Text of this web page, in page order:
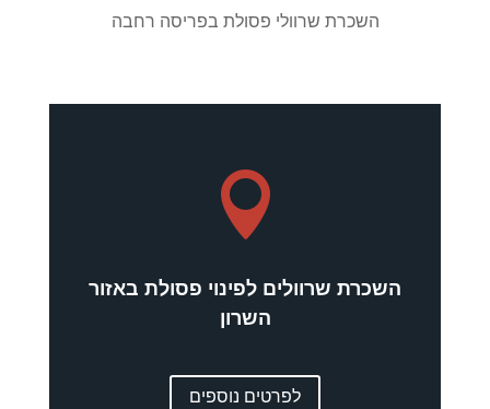
השכרת שרוולי פסולת בפריסה רחבה

השכרת שרוולים לפינוי פסולת באזור
השרון
לפרטים נוספים